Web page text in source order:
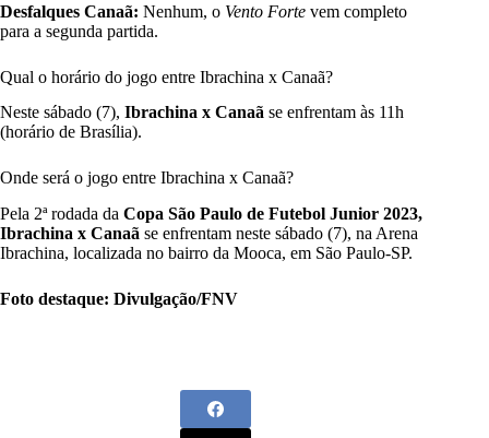
Desfalques Canaã: Nenhum, o Vento Forte vem completo
para a segunda partida.
Qual o horário do jogo entre Ibrachina x Canaã?
Neste sábado (7), Ibrachina x Canaã se enfrentam às 11h
(horário de Brasília).
Onde será o jogo entre Ibrachina x Canaã?
Pela 2ª rodada da Copa São Paulo de Futebol Junior 2023,
Ibrachina x Canaã se enfrentam neste sábado (7), na Arena
Ibrachina, localizada no bairro da Mooca, em São Paulo-SP.
Foto destaque: Divulgação/FNV